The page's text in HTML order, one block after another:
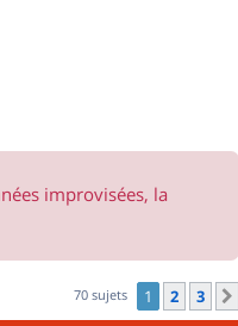
improvisées, la
70 sujets 1 2 3